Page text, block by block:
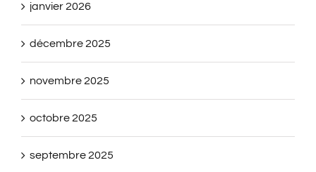
janvier 2026
décembre 2025
novembre 2025
octobre 2025
septembre 2025